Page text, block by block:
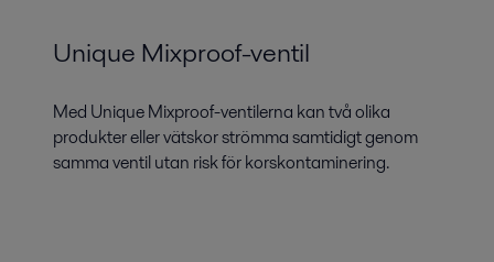
Unique Mixproof-ventil
Med Unique Mixproof-ventilerna kan två olika
produkter eller vätskor strömma samtidigt genom
samma ventil utan risk för korskontaminering.